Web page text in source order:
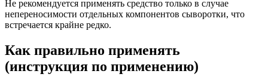
Не рекомендуется применять средство только в случае
непереносимости отдельных компонентов сыворотки, что
встречается крайне редко.
Как правильно применять
(инструкция по применению)